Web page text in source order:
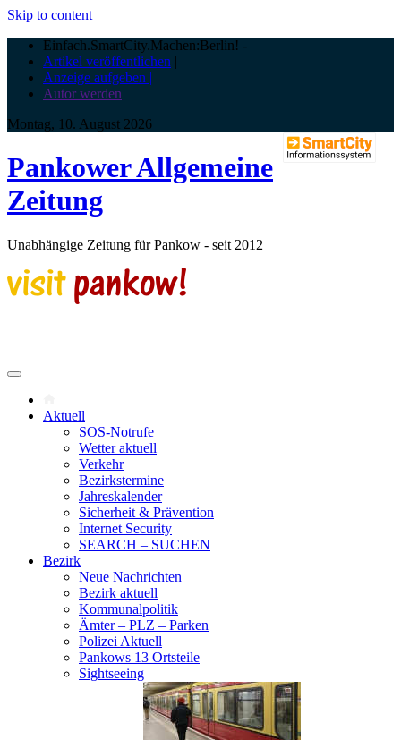
Skip to content
Einfach.SmartCity.Machen:Berlin! -
Artikel veröffentlichen |
Anzeige aufgeben |
Autor werden
Montag, 10. August 2026
Pankower Allgemeine
Zeitung
Unabhängige Zeitung für Pankow - seit 2012
Aktuell
SOS-Notrufe
Wetter aktuell
Verkehr
Bezirkstermine
Jahreskalender
Sicherheit & Prävention
Internet Security
SEARCH – SUCHEN
Bezirk
Neue Nachrichten
Bezirk aktuell
Kommunalpolitik
Ämter – PLZ – Parken
Polizei Aktuell
Pankows 13 Ortsteile
Sightseeing